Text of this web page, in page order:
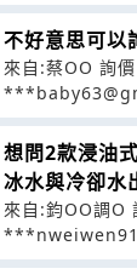
不好意思可以
來自:蔡OO 詢價
想問2款浸油
冰水與冷卻水
來自:鈞OO調O